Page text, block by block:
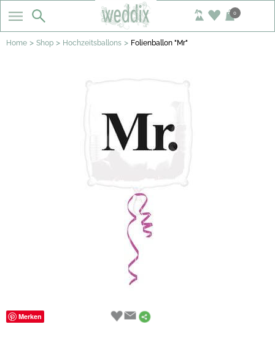
0
Home > Shop > Hochzeitsballons > Folienballon "Mr"
Merken